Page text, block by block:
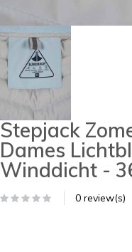
Stepjack
Dames
Winddicht -
0 review(s)